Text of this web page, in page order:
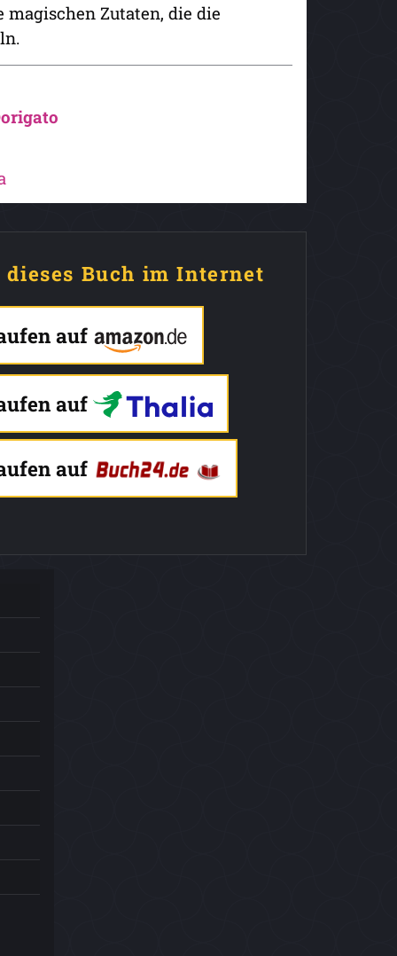
Zutaten, die die
dieses Buch im Internet
auf
auf
auf